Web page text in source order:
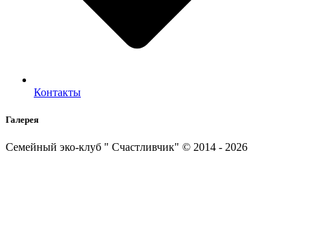
Контакты
Галерея
Семейный эко-клуб " Счастливчик" © 2014 - 2026